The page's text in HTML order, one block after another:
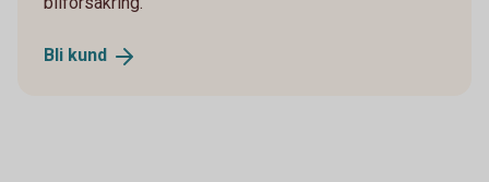
Bli kund